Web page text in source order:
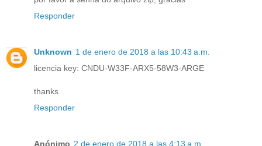
Responder
Unknown 1 de enero de 2018 a las 10:43 a.m.
licencia key: CNDU-W33F-ARX5-58W3-ARGE
thanks
Responder
Anónimo 2 de enero de 2018 a las 4:13 a.m.